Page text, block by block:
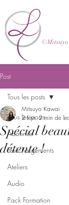
Post
Tous les posts
Abonnés
Téléchargements
Ateliers
Audio
Pack Formation
Tous les posts
Spécial
détente !
Mitsuyo Kawai
2 févr. 2 min de